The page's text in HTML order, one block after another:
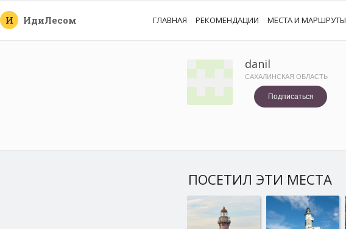
И ИдиЛесом ГЛАВНАЯ РЕКОМЕНДАЦИИ МЕСТА И МАРШРУТЫ
danil
САХАЛИНСКАЯ ОБЛАСТЬ
Подписаться
ПОСЕТИЛ ЭТИ МЕСТА